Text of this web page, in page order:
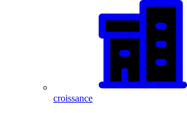
croissance